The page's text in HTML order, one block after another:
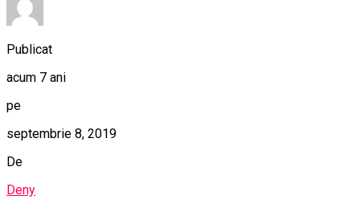
Publicat
acum 7 ani
pe
septembrie 8, 2019
De
Deny